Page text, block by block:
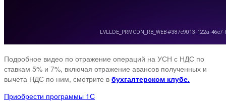
Подробное видео по отражение операций на УСН с НДС по
ставкам 5% и 7%, включая отражение авансов полученных и
вычета НДС по ним, смотрите в бухгалтерском клубе.
Приобрести программы 1С